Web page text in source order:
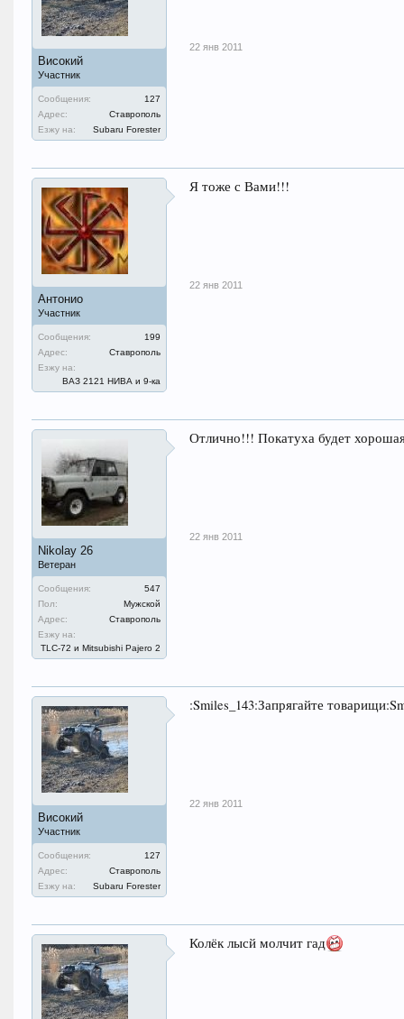
Високий
Участник
Сообщения:
127
Адрес:
Ставрополь
Езжу на:
Subaru Forester
22 янв 2011
Антонио
Участник
Сообщения:
199
Адрес:
Ставрополь
Езжу на:
ВАЗ 2121 НИВА и 9-ка
Я тоже с Вами!!!
22 янв 2011
Nikolay 26
Ветеран
Сообщения:
547
Пол:
Мужской
Адрес:
Ставрополь
Езжу на:
TLC-72 и Mitsubishi Pajero 2
Отлично!!! Покатуха будет
22 янв 2011
Високий
Участник
Сообщения:
127
Адрес:
Ставрополь
Езжу на:
Subaru Forester
:Smiles_143:Запрягайте
22 янв 2011
Колёк лысй молчит гад